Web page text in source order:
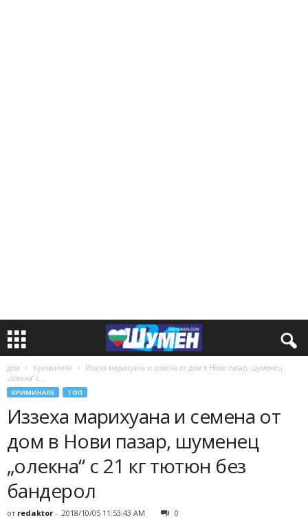
дом Криминале
Иззеха марихуана и семена от дом в Нови пазар, шуменец
„олекна“ с...
КРИМИНАЛЕ ТОП
Иззеха марихуана и семена от
дом в Нови пазар, шуменец
„олекна“ с 21 кг тютюн без
бандерол
от redaktor - 2018/10/05 11:53:43 AM 0